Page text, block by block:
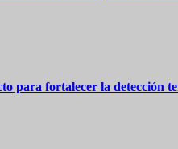
para fortalecer la detección